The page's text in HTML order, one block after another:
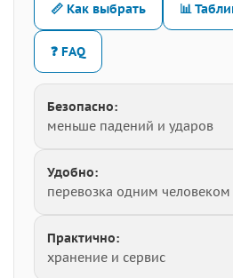
📏 Как выбрать 📊
❓ FAQ
Безопасно:
меньше падений и ударов
Удобно:
перевозка одним человеком
Практично:
хранение и сервис